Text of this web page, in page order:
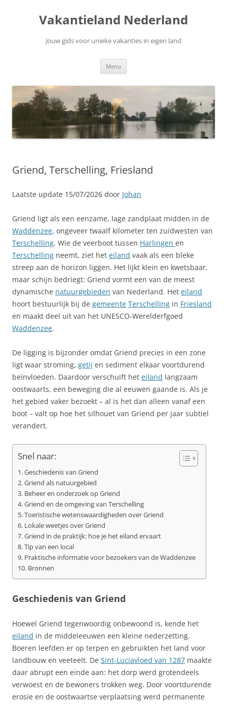
Vakantieland Nederland
Jouw gids voor unieke vakanties in eigen land
Menu
Griend, Terschelling, Friesland
Laatste update 15/07/2026 door Johan
Griend ligt als een eenzame, lage zandplaat midden in de
Waddenzee, ongeveer twaalf kilometer ten zuidwesten van
Terschelling. Wie de veerboot tussen Harlingen en
Terschelling neemt, ziet het eiland vaak als een bleke
streep aan de horizon liggen. Het lijkt klein en kwetsbaar,
maar schijn bedriegt: Griend vormt een van de meest
dynamische natuurgebieden van Nederland. Het eiland
hoort bestuurlijk bij de gemeente Terschelling in Friesland
en maakt deel uit van het UNESCO‑Werelderfgoed
Waddenzee.
De ligging is bijzonder omdat Griend precies in een zone
ligt waar stroming, getij en sediment elkaar voortdurend
beïnvloeden. Daardoor verschuift het eiland langzaam
oostwaarts, een beweging die al eeuwen gaande is. Als je
het gebied vaker bezoekt – al is het dan alleen vanaf een
boot – valt op hoe het silhouet van Griend per jaar subtiel
verandert.
Snel naar:
Geschiedenis van Griend
Griend als natuurgebied
Beheer en onderzoek op Griend
Griend en de omgeving van Terschelling
Toeristische wetenswaardigheden over Griend
Lokale weetjes over Griend
Griend in de praktijk: hoe je het eiland ervaart
Tip van een local
Praktische informatie voor bezoekers van de Waddenzee
Bronnen
Geschiedenis van Griend
Hoewel Griend tegenwoordig onbewoond is, kende het
eiland in de middeleeuwen een kleine nederzetting.
Boeren leefden er op terpen en gebruikten het land voor
landbouw en veeteelt. De Sint‑Luciavloed van 1287 maakte
daar abrupt een einde aan: het dorp werd grotendeels
verwoest en de bewoners trokken weg. Door voortdurende
erosie en de oostwaartse verplaatsing werd permanente